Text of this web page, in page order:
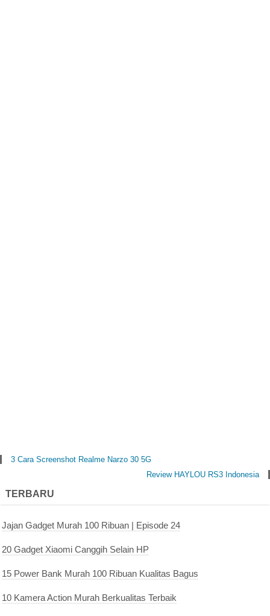
3 Cara Screenshot Realme Narzo 30 5G
Review HAYLOU RS3 Indonesia
TERBARU
Jajan Gadget Murah 100 Ribuan | Episode 24
20 Gadget Xiaomi Canggih Selain HP
15 Power Bank Murah 100 Ribuan Kualitas Bagus
10 Kamera Action Murah Berkualitas Terbaik